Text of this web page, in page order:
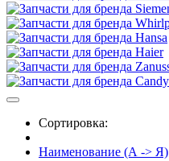
Сортировка:
Наименование (А -> Я)